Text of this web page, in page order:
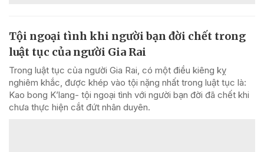
Tội ngoại tình khi người bạn đời chết trong
luật tục của người Gia Rai
Trong luật tục của người Gia Rai, có một điều kiêng kỵ
nghiêm khắc, được khép vào tội nặng nhất trong luật tục là:
Kao bong K’lang- tội ngoại tình với người bạn đời đã chết khi
chưa thực hiện cắt đứt nhân duyên.